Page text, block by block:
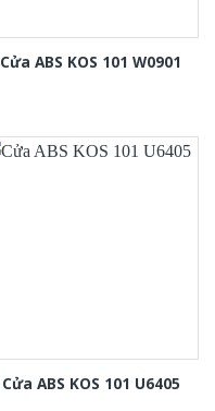
Cửa ABS KOS 101 W0901
Cửa ABS KOS 101 U6405